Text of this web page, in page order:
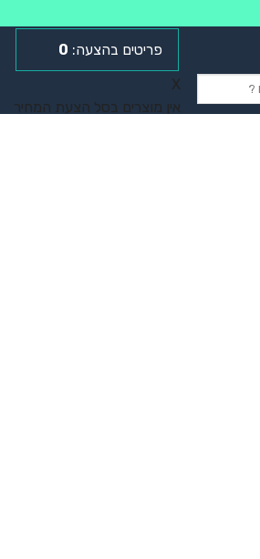
0
X
אין מוצרים בסל הצעת המחיר